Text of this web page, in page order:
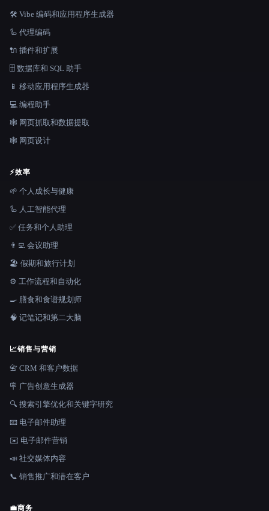
🛠️ Vibe 编码和应用程序生成器
🦾 代理编码
🔌 插件和扩展
🗄️ 数据库和 SQL 助手
📱 移动应用程序生成器
💻 编程助手
🕸️ 网页抓取和数据提取
🕸 网页设计
⚡效率
🌱 个人成长与健康
🦾 人工智能代理
✅ 任务和个人助理
👨‍💻 会议助理
🏖 假期和旅行计划
⚙️ 工作流程和自动化
🍳 膳食和食谱规划师
🧠 记笔记和第二大脑
📈销售与营销
📇 CRM 和客户数据
🪧 广告创意生成器
🔍 搜索引擎优化和关键字研究
📧 电子邮件助理
✉️ 电子邮件营销
📣 社交媒体内容
📞 销售推广和潜在客户
💼商务